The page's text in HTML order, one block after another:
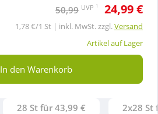
50,99 UVP 1 24,99 €
1,78 €/1 St | inkl. MwSt. zzgl.Versand
Artikel auf Lager
In den Warenkorb
28 St für 43,99 € 2x28 St